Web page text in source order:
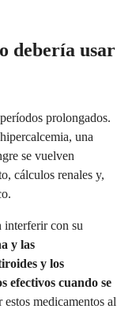
debería usar
prolongados.
una
se vuelven
cálculos renales y,
interferir con su
y las
y los
efectivos cuando se
estos medicamentos al